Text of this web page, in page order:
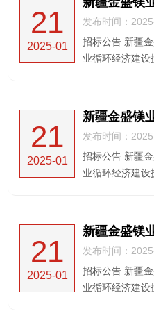
21
2025-01
发布时间：
招标公告 新疆
业循环经济建
HXDL-
限公司...
21
2025-01
发布时间：
招标公告 新疆
业循环经济建设
限公司就新疆金
业循环经...
21
2025-01
发布时间：
招标公告 新疆
业循环经济建设